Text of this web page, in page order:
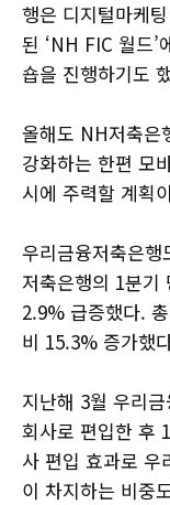
행은 디지털마케
된 ‘NH FIC 월드’
숍을 진행하기도
올해도 NH저축은
강화하는 한편 모
시에 주력할 계획
우리금융저축은
저축은행의 1분기
2.9% 급증했다.
비 15.3% 증가했
지난해 3월 우리
회사로 편입한 후
사 편입 효과로 우
이 차지하는 비중